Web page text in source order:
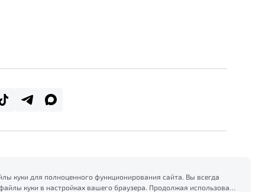
куки для полноценного функционирования сайта. Вы всегда
куки в настройках вашего браузера. Продолжая использовать